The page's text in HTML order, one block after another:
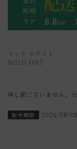
マック ホワイト
SOLD OUT
申し訳ございません。
販売期間 2026/08/